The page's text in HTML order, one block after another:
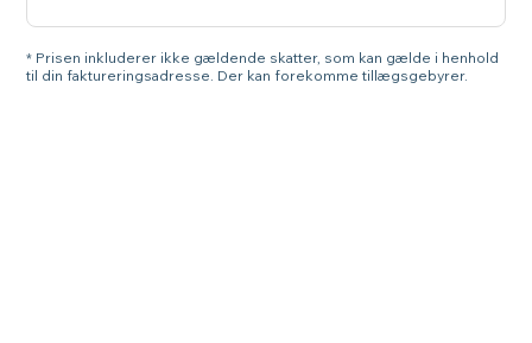
* Prisen inkluderer ikke gældende skatter, som kan gælde i henhold
til din faktureringsadresse. Der kan forekomme tillægsgebyrer.